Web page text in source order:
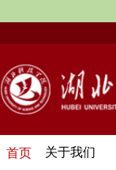
首页 关于我们